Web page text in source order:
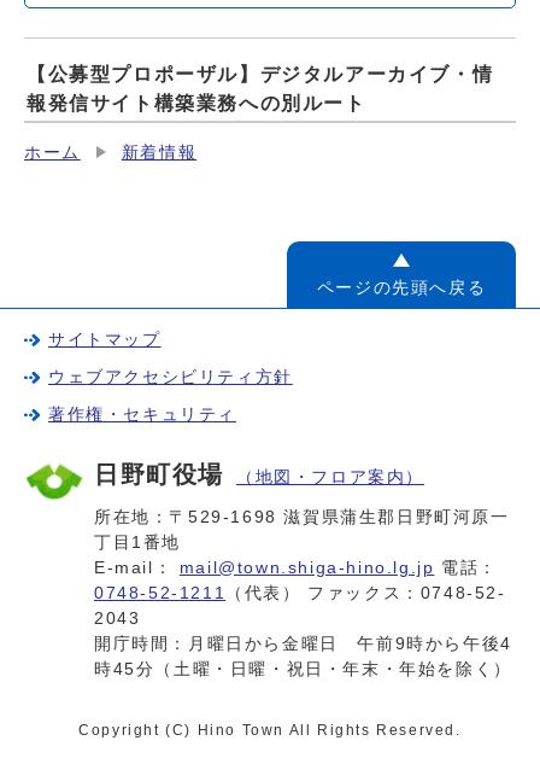
【公募型プロポーザル】デジタルアーカイブ・情
報発信サイト構築業務への別ルート
ホーム 新着情報
ページの先頭へ戻る
サイトマップ
ウェブアクセシビリティ方針
著作権・セキュリティ
日野町役場 （地図・フロア案内）
所在地：〒529-1698 滋賀県蒲生郡日野町河原一
丁目1番地
E-mail： mail@town.shiga-hino.lg.jp 電話：
0748-52-1211
（代表） ファックス：0748-52-
2043
開庁時間：月曜日から金曜日 午前9時から午後4
時45分（土曜・日曜・祝日・年末・年始を除く）
Copyright (C) Hino Town All Rights Reserved.